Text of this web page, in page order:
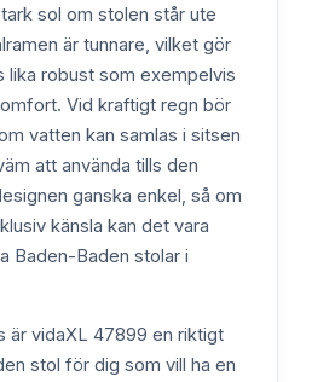
sol om stolen står ute
är tunnare, vilket gör
lika robust som exempelvis
Vid kraftigt regn bör
vatten kan samlas i sitsen
att använda tills den
ganska enkel, så om
känsla kan det vara
Baden-Baden stolar i
är vidaXL 47899 en riktigt
stol för dig som vill ha en